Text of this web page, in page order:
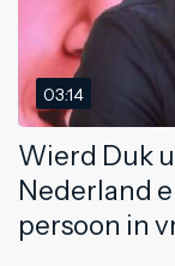
03:14
Wierd Duk
Nederland
persoon in